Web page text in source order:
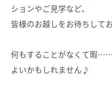
ションやご見学など、
皆様のお越しをお待ちして
何もすることがなくて暇
よいかもしれません♪